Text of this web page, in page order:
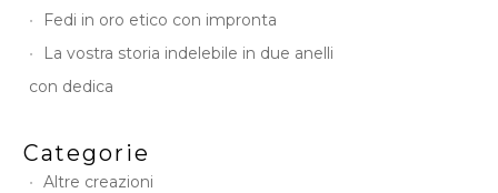
Fedi in oro etico con impronta
La vostra storia indelebile in due anelli
con dedica
Categorie
Altre creazioni